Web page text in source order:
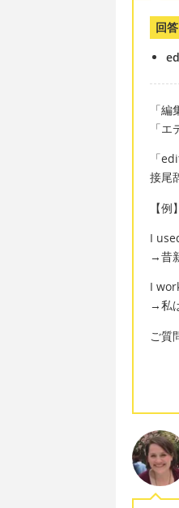
回答
「
「
「
接尾
【例】
I
→昔
I
→私
ご質